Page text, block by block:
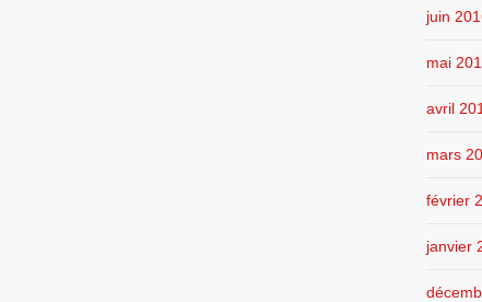
juin
mai
avril
mars
février
janvier